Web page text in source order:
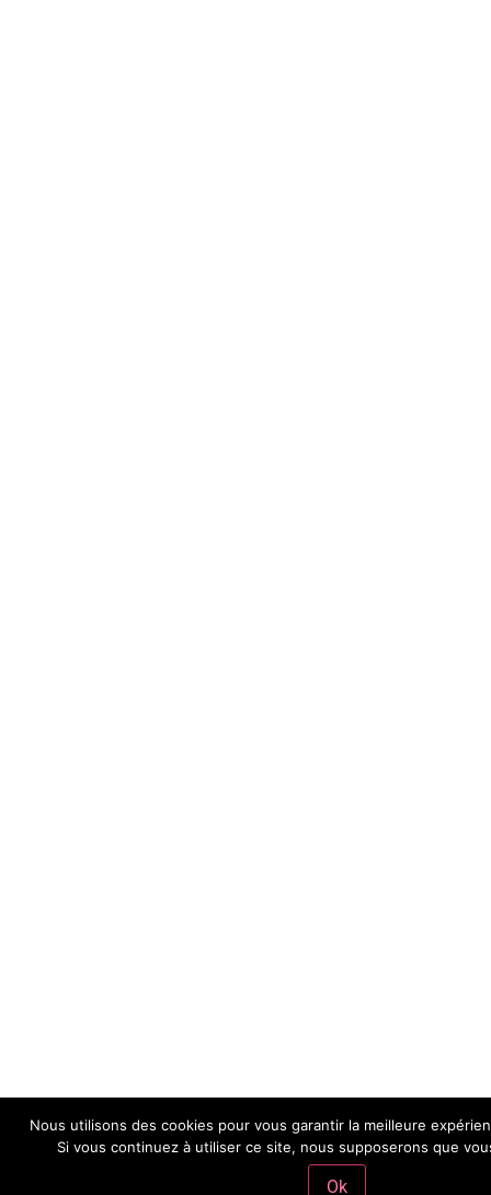
Nous utilisons des cookies pour vous garantir la meilleure
Si vous continuez à utiliser ce site, nous supposerons que
Ok